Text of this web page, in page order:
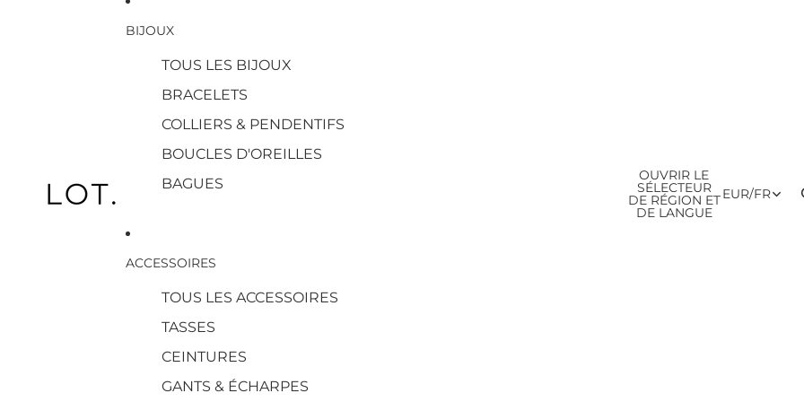
BIJOUX
TOUS LES BIJOUX
BRACELETS
COLLIERS & PENDENTIFS
BOUCLES D'OREILLES
BAGUES
ACCESSOIRES
TOUS LES ACCESSOIRES
TASSES
CEINTURES
GANTS & ÉCHARPES
OUVRIR LE
SÉLECTEUR
DE RÉGION ET
DE LANGUE
EUR/FR